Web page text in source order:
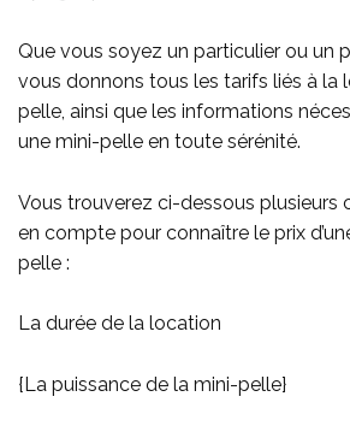
Que vous soyez un particulier ou un
vous donnons tous les tarifs liés à la
pelle, ainsi que les informations
une mini-pelle en toute sérénité.
Vous trouverez ci-dessous plusieurs
en compte pour connaître le prix
pelle :
La durée de la location
{La puissance de la mini-pelle}